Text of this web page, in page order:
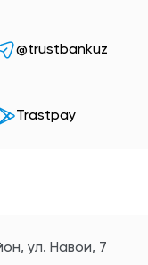
@trustbankuz
Trastpay
ул. Навои, 7